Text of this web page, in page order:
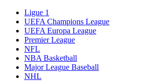
Ligue 1
UEFA Champions League
UEFA Europa League
Premier League
NFL
NBA Basketball
Major League Baseball
NHL